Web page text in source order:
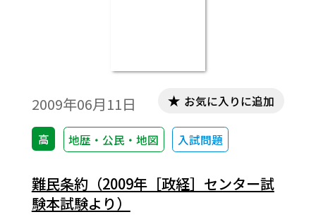
2009年06月11日
高 地歴・公民・地図 入試問題
お気に入りに追加
難民条約（2009年［政経］センター試
験本試験より）